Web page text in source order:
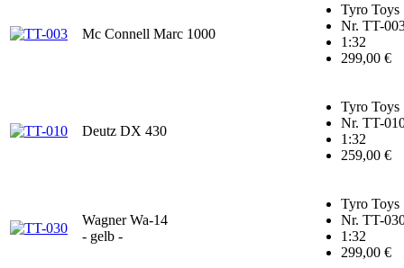
Mc Connell Marc 1000
Tyro Toys
Nr. TT-
1:32
299,00 €
Deutz DX 430
Tyro Toys
Nr. TT-
1:32
259,00 €
Wagner Wa-14
- gelb -
Tyro Toys
Nr. TT-
1:32
299,00 €